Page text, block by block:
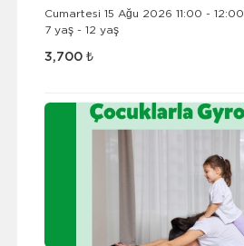
Cumartesi 15 Ağu 2026 11:00 - 12:00
7 yaş - 12 yaş
3,700 ₺